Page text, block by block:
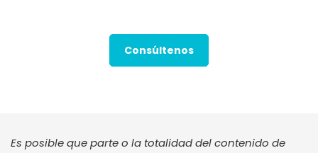
Consúltenos
Es posible que parte o la totalidad del contenido de